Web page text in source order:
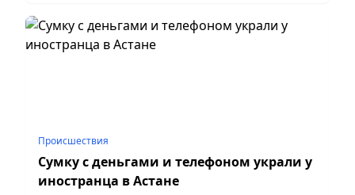
Происшествия
Сумку с деньгами и телефоном украли у
иностранца в Астане